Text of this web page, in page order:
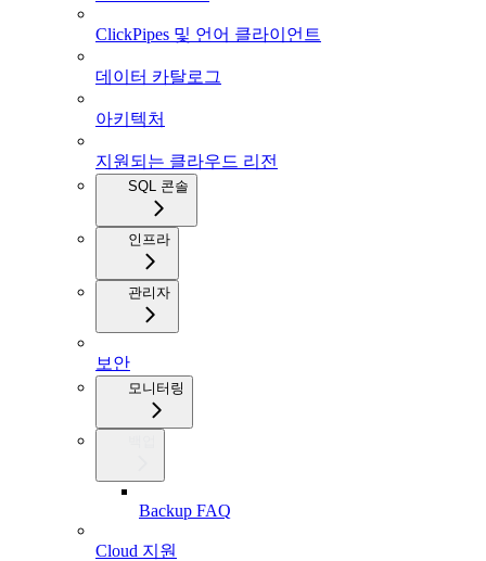
ClickPipes 및 언어 클라이언트
데이터 카탈로그
아키텍처
지원되는 클라우드 리전
SQL 콘솔
인프라
관리자
보안
모니터링
Backup FAQ
Cloud 지원